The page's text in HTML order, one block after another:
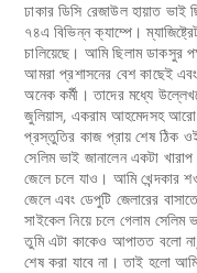
ঢাকার ডিসি রেজাউল হায়াত
৭৪এ বিভিন্ন ক্যাম্পে।
চালিয়েছে। আমি ছিলাম ডাকসুর
আমরা প্রশাসনের বেশ কাছেই
অনেক কর্মী। তাদের মধ্যে
জুলিয়াস, একরাম আহমেদসহ
প্রস্তুতির কাজ প্রায় শেষ ঠিক
সেলিম ভাই জানালেন একটা
জেলে চলে যাও। আমি খেন্দকার
জেলে এবং ডেপুটি জেলারের
সাইকেল নিয়ে চলে গেলাম সেলিম
তুমি এটা কাকেও আপাতত বলো
শেষ করা যাবে না। তাই হলো